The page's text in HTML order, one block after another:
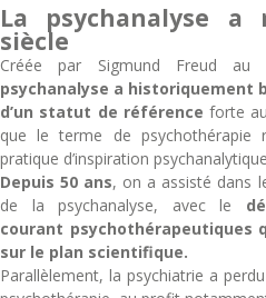
La psychanalyse a
siècle
Créée par Sigmund Freud
psychanalyse a historiquement
d’un statut de référence forte
que le terme de psychothérapie
pratique d’inspiration
Depuis 50 ans, on a assisté dans
de la psychanalyse, avec le
courant psychothérapeutiques
sur le plan scientifique.
Parallèlement, la psychiatrie a